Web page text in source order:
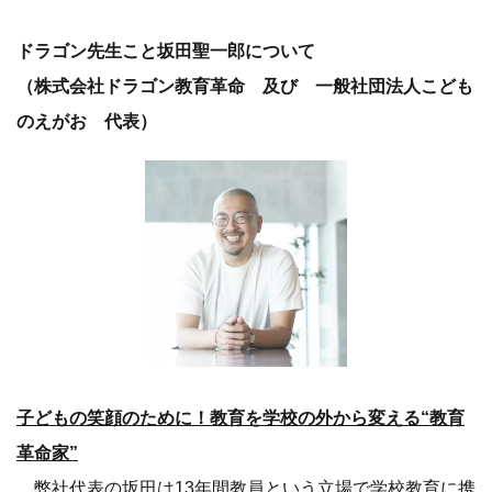
ドラゴン先生こと坂田聖一郎について
（株式会社ドラゴン教育革命 及び 一般社団法人こども
のえがお 代表）
子どもの笑顔のために！教育を学校の外から変える“教育
革命家”
弊社代表の坂田は13年間教員という立場で学校教育に携